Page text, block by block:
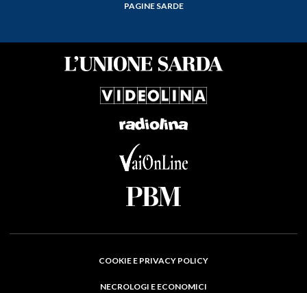
PAGINE SARDE
COOKIE E PRIVACY POLICY
NECROLOGI E ECONOMICI